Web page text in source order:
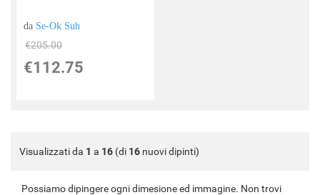
da Se-Ok Suh
€205.00
€112.75
Visualizzati da 1 a 16 (di 16 nuovi dipinti)
Possiamo dipingere ogni dimesione ed immagine. Non trovi